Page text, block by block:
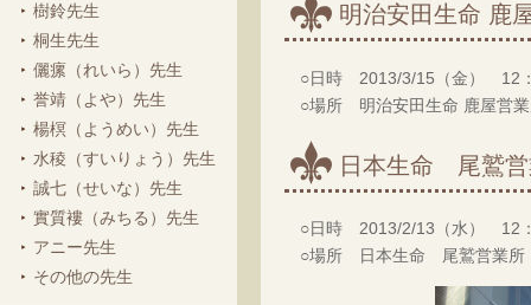
樹鈴先生
桐生先生
儷瘰（れいら）先生
誉靖（よや）先生
楊榠（ようめい）先生
水稜（すいりょう）先生
誠七（せいな）先生
實質褸（みちる）先生
アニー先生
その他の先生
明治安田生命 鹿
○日時 2013/3/15（金） 12
○場所 明治安田生命 鹿屋営
日本生命 尾鷲営
○日時 2013/2/13（水） 12
○場所 日本生命 尾鷲営業所